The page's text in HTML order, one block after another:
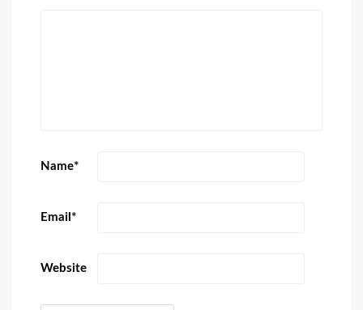
Name*
Email *
Website